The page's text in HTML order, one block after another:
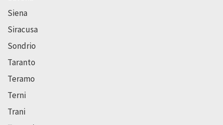
Siena
Siracusa
Sondrio
Taranto
Teramo
Terni
Trani